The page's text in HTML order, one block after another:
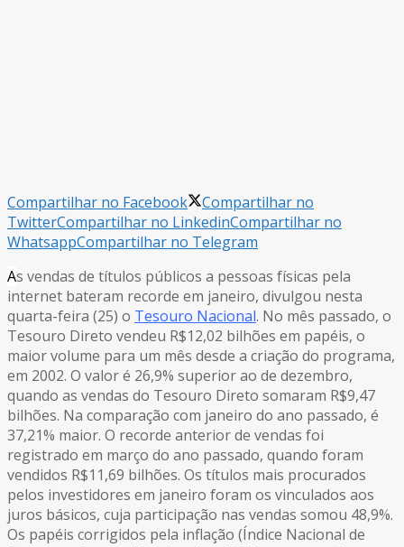
Compartilhar no Facebook
Compartilhar no
TwitterCompartilhar no LinkedinCompartilhar no
WhatsappCompartilhar no Telegram
As vendas de títulos públicos a pessoas físicas pela
internet bateram recorde em janeiro, divulgou nesta
quarta-feira (25) o Tesouro Nacional. No mês passado, o
Tesouro Direto vendeu R$12,02 bilhões em papéis, o
maior volume para um mês desde a criação do programa,
em 2002. O valor é 26,9% superior ao de dezembro,
quando as vendas do Tesouro Direto somaram R$9,47
bilhões. Na comparação com janeiro do ano passado, é
37,21% maior. O recorde anterior de vendas foi
registrado em março do ano passado, quando foram
vendidos R$11,69 bilhões. Os títulos mais procurados
pelos investidores em janeiro foram os vinculados aos
juros básicos, cuja participação nas vendas somou 48,9%.
Os papéis corrigidos pela inflação (Índice Nacional de